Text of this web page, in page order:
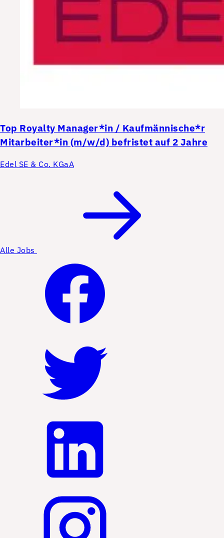
Top Royalty Manager*in / Kaufmännische*r
Mitarbeiter*in (m/w/d) befristet auf 2 Jahre
Edel SE & Co. KGaA
Alle Jobs